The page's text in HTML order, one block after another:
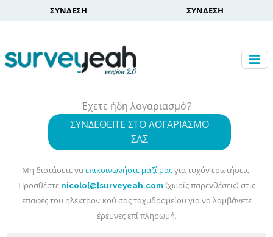
ΣΎΝΔΕΣΗ ΣΎΝΔΕΣΗ
Έχετε ήδη λογαριασμό?
ΣΥΝΔΕΘΕΊΤΕ ΣΤΟ ΛΟΓΑΡΙΑΣΜΌ
ΣΑΣ
Μη διστάσετε να επικοινωνήστε μαζί μαςγια τυχόν ερωτήσεις.
Προσθέστε nicolo[@]surveyeah.com(χωρίς παρενθέσεις) στις
επαφές του ηλεκτρονικού σας ταχυδρομείου για να λαμβάνετε
έρευνες επί πληρωμή.